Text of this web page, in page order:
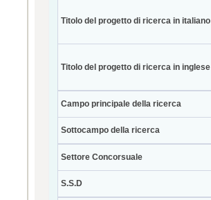
Titolo del progetto di ricerca in italiano
Titolo del progetto di ricerca in inglese
Campo principale della ricerca
Sottocampo della ricerca
Settore Concorsuale
S.S.D